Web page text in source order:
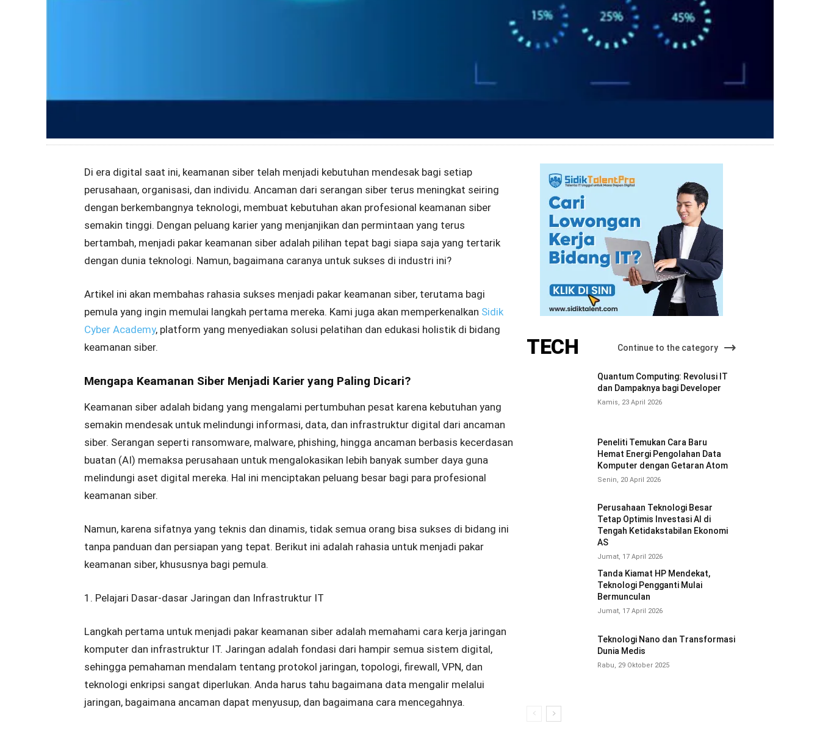
Di era digital saat ini, keamanan siber telah menjadi kebutuhan mendesak bagi setiap
perusahaan, organisasi, dan individu. Ancaman dari serangan siber terus meningkat seiring
dengan berkembangnya teknologi, membuat kebutuhan akan profesional keamanan siber
semakin tinggi. Dengan peluang karier yang menjanjikan dan permintaan yang terus
bertambah, menjadi pakar keamanan siber adalah pilihan tepat bagi siapa saja yang tertarik
dengan dunia teknologi. Namun, bagaimana caranya untuk sukses di industri ini?
Artikel ini akan membahas rahasia sukses menjadi pakar keamanan siber, terutama bagi
pemula yang ingin memulai langkah pertama mereka. Kami juga akan memperkenalkan Sidik
Cyber Academy, platform yang menyediakan solusi pelatihan dan edukasi holistik di bidang
keamanan siber.
Mengapa Keamanan Siber Menjadi Karier yang Paling Dicari?
Keamanan siber adalah bidang yang mengalami pertumbuhan pesat karena kebutuhan yang
semakin mendesak untuk melindungi informasi, data, dan infrastruktur digital dari ancaman
siber. Serangan seperti ransomware, malware, phishing, hingga ancaman berbasis kecerdasan
buatan (AI) memaksa perusahaan untuk mengalokasikan lebih banyak sumber daya guna
melindungi aset digital mereka. Hal ini menciptakan peluang besar bagi para profesional
keamanan siber.
Namun, karena sifatnya yang teknis dan dinamis, tidak semua orang bisa sukses di bidang ini
tanpa panduan dan persiapan yang tepat. Berikut ini adalah rahasia untuk menjadi pakar
keamanan siber, khususnya bagi pemula.
1. Pelajari Dasar-dasar Jaringan dan Infrastruktur IT
Langkah pertama untuk menjadi pakar keamanan siber adalah memahami cara kerja jaringan
komputer dan infrastruktur IT. Jaringan adalah fondasi dari hampir semua sistem digital,
sehingga pemahaman mendalam tentang protokol jaringan, topologi, firewall, VPN, dan
teknologi enkripsi sangat diperlukan. Anda harus tahu bagaimana data mengalir melalui
jaringan, bagaimana ancaman dapat menyusup, dan bagaimana cara mencegahnya.
TECH Continue to the category
Quantum Computing: Revolusi IT
dan Dampaknya bagi Developer
Kamis, 23 April 2026
Peneliti Temukan Cara Baru
Hemat Energi Pengolahan Data
Komputer dengan Getaran Atom
Senin, 20 April 2026
Perusahaan Teknologi Besar
Tetap Optimis Investasi AI di
Tengah Ketidakstabilan Ekonomi
AS
Jumat, 17 April 2026
Tanda Kiamat HP Mendekat,
Teknologi Pengganti Mulai
Bermunculan
Jumat, 17 April 2026
Teknologi Nano dan Transformasi
Dunia Medis
Rabu, 29 Oktober 2025